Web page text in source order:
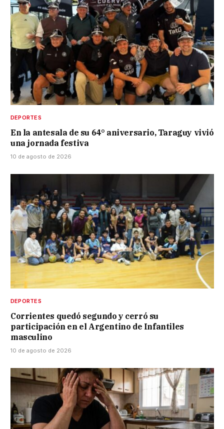
DEPORTES
En la antesala de su 64° aniversario, Taraguy vivió
una jornada festiva
10 de agosto de 2026
DEPORTES
Corrientes quedó segundo y cerró su
participación en el Argentino de Infantiles
masculino
10 de agosto de 2026